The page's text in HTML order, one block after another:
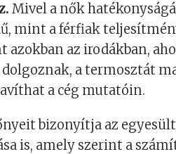
Mivel a nők
mint a férfiak
azokban az irodákban,
a termosztát
a cég mutatóin.
bizonyítja az
is, amely szerint a